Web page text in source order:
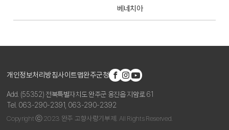
베네치아
개인정보처리방침사이트맵완주군청
Add. (55352) 전북특별자치도 완주군 용진읍 지암로 61
Tel. 063-290-2391, 063-290-2392
Copyright ⓒ 2023 완주 고향사랑기부제. All Rights Reserved.